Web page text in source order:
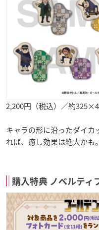
2,200円（税込）／約
キャラの形に沿ったダイカ
れば、癒し効果は絶大かも。
購入特典 ノベルティ